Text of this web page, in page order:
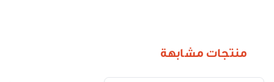
منتجات مشابهة